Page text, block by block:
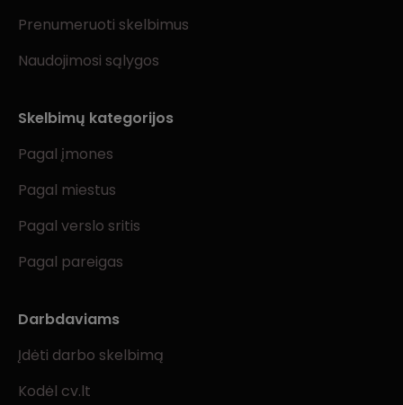
Prenumeruoti skelbimus
Naudojimosi sąlygos
Skelbimų kategorijos
Pagal įmones
Pagal miestus
Pagal verslo sritis
Pagal pareigas
Darbdaviams
Įdėti darbo skelbimą
Kodėl cv.lt